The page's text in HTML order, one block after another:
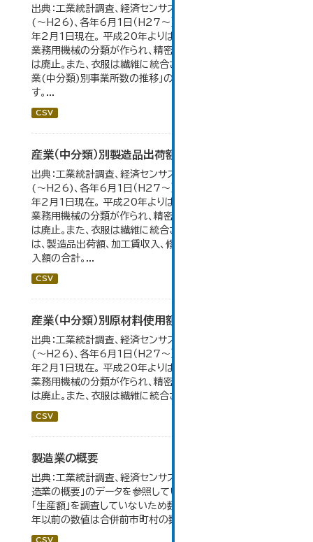
出典：工業統計調査、経済センサス。各年12月31日現在
(～H26)、各年6月1日（H27～）・平成23年のみ平成24
年2月1日現在。 平成20年よりはん用機械、生産用機械、
業務用機械の分類が作られ、精密機械、一般用機械の分類
は廃止。また、衣服は繊維に統合された。 大仙市の統計「産
業(中分類)別事業所数の推移」のデータを参照していま
す。...
CSV
産業（中分類）別製造品出荷額等の推移
出典：工業統計調査、経済センサス。 各年12月31日現在
(～H26)、各年6月1日（H27～）・平成23年のみ平成24
年2月1日現在。 平成20年よりはん用機械、生産用機械、
業務用機械の分類が作られ、精密機械、一般用機械の分類
は廃止。また、衣服は繊維に統合された。 製造品出荷額等
は、製造品出荷額、加工賃収入、修理料収入額、その他の収
入額の合計。...
CSV
産業（中分類）別原材料使用額等の推移
出典：工業統計調査、経済センサス。 各年12月31日現在
(～H26)、各年6月1日（H27～）・平成23年のみ平成24
年2月1日現在。 平成20年よりはん用機械、生産用機械、
業務用機械の分類が作られ、精密機械、一般用機械の分類
は廃止。また、衣服は繊維に統合された。...
CSV
製造業の概要
出典：工業統計調査、経済センサス。 大仙市の統計「5-7 製
造業の概要」のデータを参照しています。 2007年以前は
「生産額」を調査していないため数値はありません。 2004
年以前の数値は合併前市町村の数値を合算したものです。
CSV